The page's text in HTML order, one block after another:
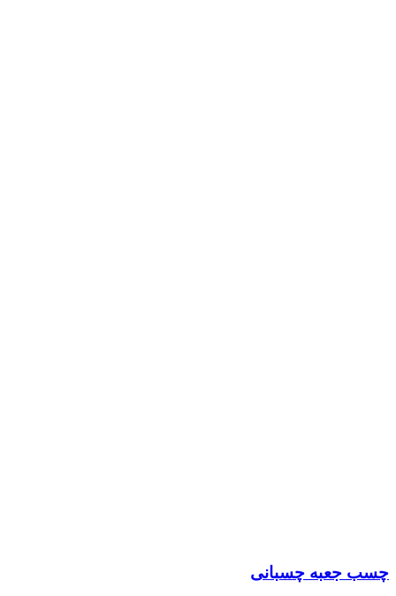
چسب جعبه چسبانی